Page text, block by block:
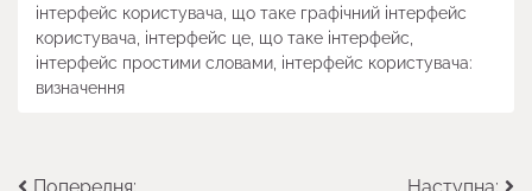
інтерфейс користувача, що таке графічний інтерфейс
користувача, інтерфейс це, що таке інтерфейс,
інтерфейс простими словами, інтерфейс користувача:
визначення